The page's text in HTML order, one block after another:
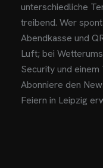
unterschiedliche
treibend. Wer
Abendkasse und
Luft; bei
Security und
Abonniere den
Feiern in Leipzig